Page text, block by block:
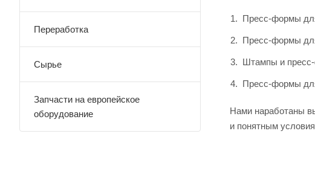
Пресс-формы
Пресс-формы
Штампы и пресс-
Пресс-формы
Нами наработаны
и понятным
Переработка
Сырье
Запчасти на европейское
оборудование